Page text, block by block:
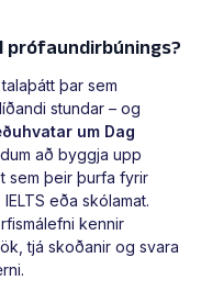
þar sem
stundar – og
um Dag
að byggja upp
sem þeir þurfa fyrir
eða skólamat.
kennir
tjá skoðanir og svara